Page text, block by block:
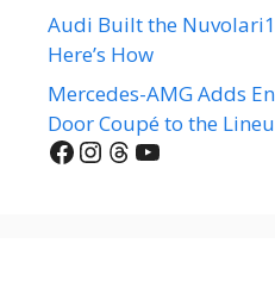
Audi Built the
Here’s How
Mercedes-AMG Adds
Door Coupé to the
Facebook
Instagram
Threads
YouTube